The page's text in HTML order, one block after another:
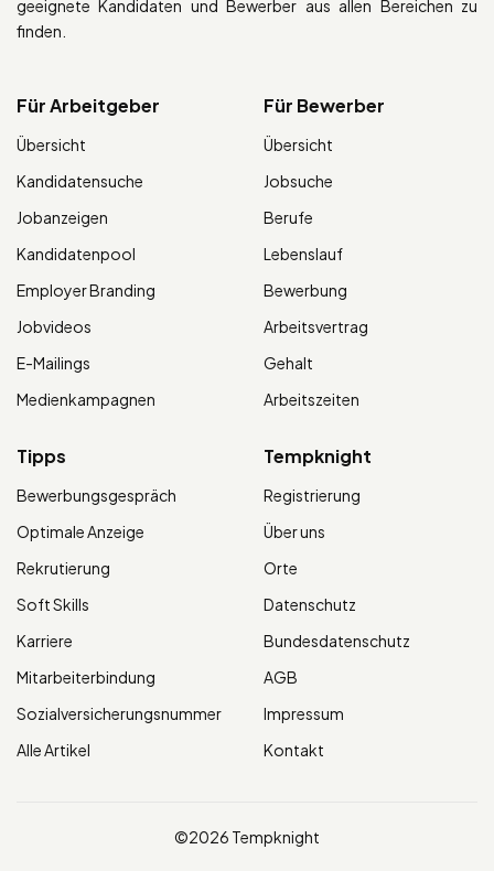
geeignete Kandidaten und Bewerber aus allen Bereichen zu
finden.
Für Arbeitgeber
Übersicht
Kandidatensuche
Jobanzeigen
Kandidatenpool
Employer Branding
Jobvideos
E-Mailings
Medienkampagnen
Für Bewerber
Übersicht
Jobsuche
Berufe
Lebenslauf
Bewerbung
Arbeitsvertrag
Gehalt
Arbeitszeiten
Tipps
Bewerbungsgespräch
Optimale Anzeige
Rekrutierung
Soft Skills
Karriere
Mitarbeiterbindung
Sozialversicherungsnummer
Alle Artikel
Tempknight
Registrierung
Über uns
Orte
Datenschutz
Bundesdatenschutz
AGB
Impressum
Kontakt
©2026 Tempknight